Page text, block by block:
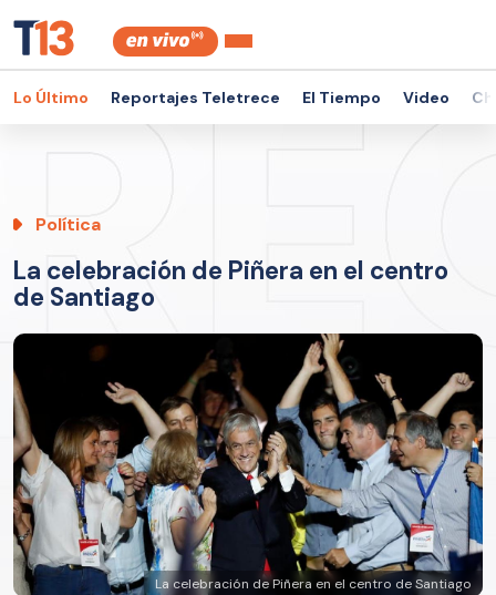
Lo Último Reportajes Teletrece El Tiempo Video
Política
La celebración de Piñera en el centro
de Santiago
La celebración de Piñera en el centro de Santiago